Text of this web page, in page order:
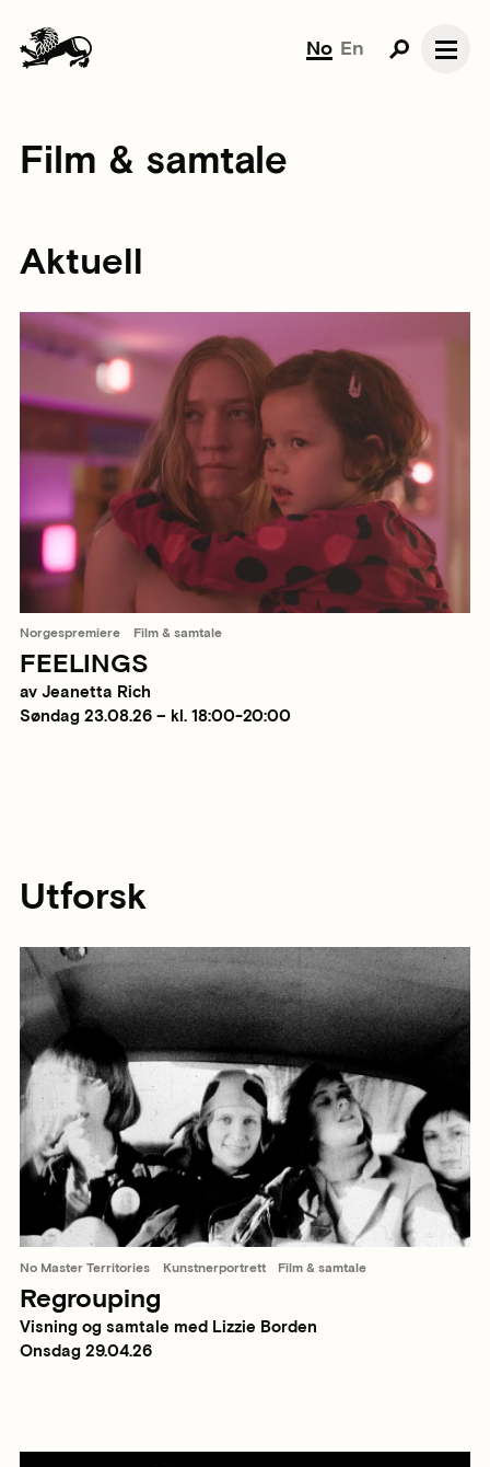
No En
Film & samtale
Aktuell
Norgespremiere Film & samtale
FEELINGS
av Jeanetta Rich
Søndag 23.08.26 – kl. 18:00-20:00
Utforsk
No Master Territories Kunstnerportrett Film & samtale
Regrouping
Visning og samtale med Lizzie Borden
Onsdag 29.04.26